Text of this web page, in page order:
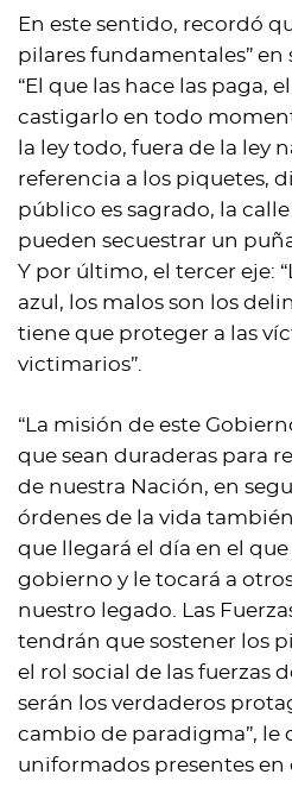
En este sentido, recordó
pilares fundamentales” en
“El que las hace las paga,
castigarlo en todo
la ley todo, fuera de la ley
referencia a los piquetes,
público es sagrado, la
pueden secuestrar un
Y por último, el tercer eje:
azul, los malos son los
tiene que proteger a las
victimarios”.
“La misión de este
que sean duraderas para
de nuestra Nación, en
órdenes de la vida
que llegará el día en el
gobierno y le tocará a
nuestro legado. Las
tendrán que sostener los
el rol social de las fuerzas
serán los verdaderos
cambio de paradigma”, le
uniformados presentes en